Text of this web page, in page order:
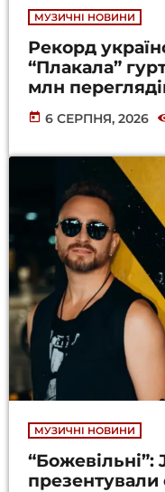
МУЗИЧНІ НОВИНИ
Рекорд
“Плакала”
млн
today 6 СЕРПНЯ, 2026
МУЗИЧНІ НОВИНИ
презентували